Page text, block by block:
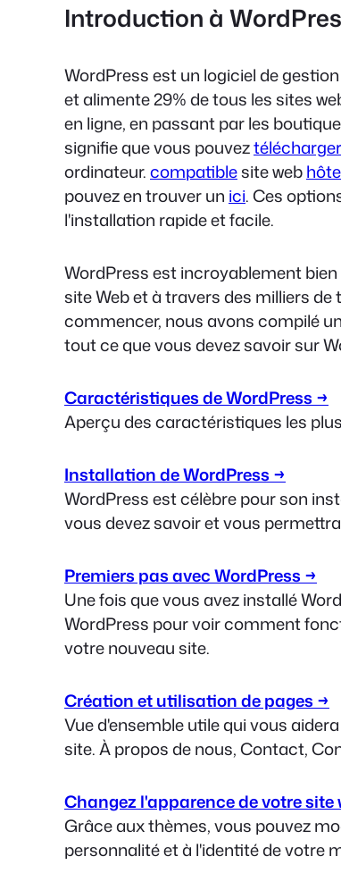
Introduction à
WordPress est un logiciel de
et alimente 29% de tous les sites
en ligne, en passant par les
signifie que vous pouveztélécharger
ordinateur.compatiblesite webhôte
pouvez en trouver un ici. Ces
l'installation rapide et facile.
WordPress est incroyablement
site Web et à travers des milliers
commencer, nous avons compilé
tout ce que vous devez savoir sur
Caractéristiques de WordPress →
Aperçu des caractéristiques les
Installation de WordPress →
WordPress est célèbre pour son
vous devez savoir et vous
Premiers pas avec WordPress →
Une fois que vous avez installé
WordPress pour voir comment
votre nouveau site.
Création et utilisation de pages →
Vue d'ensemble utile qui vous
site.À propos de nous, Contact,
Changez l'apparence de votre site
Grâce aux thèmes, vous pouvez
personnalité et à l'identité de votre